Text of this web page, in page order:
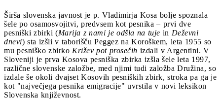
Širša slovenska javnost je p. Vladimirja Kosa bolje spoznala
šele po osamosvojitvi, predvsem kot pesnika – prvi dve
pesniški zbirki (Marija z nami je odšla na tuje in Deževni
dnevi) sta izšli v taborišču Peggez na Koroškem, leta 1955 so
mu pesniško zbirko Križev pot prosečih izdali v Argentini. V
Sloveniji je prva Kosova pesniška zbirka izšla šele leta 1997,
različne slovenske založbe, med njimi tudi založba Družina, so
izdale še okoli dvajset Kosovih pesniških zbirk, stroka pa ga je
kot "največjega pesnika emigracije" uvrstila v novi leksikon
Slovenska književnost.